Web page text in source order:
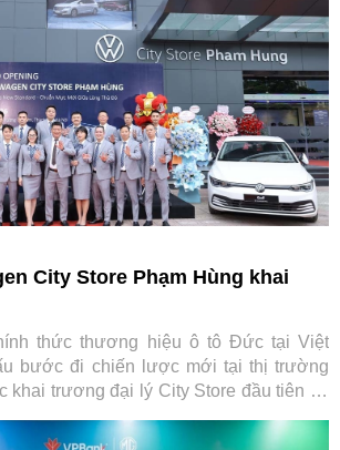
City Store Phạm Hùng khai
thức thương hiệu ô tô Đức tại Việt
bước đi chiến lược mới tại thị trường
khai trương đại lý City Store đầu tiên tại
xe chủ lực.